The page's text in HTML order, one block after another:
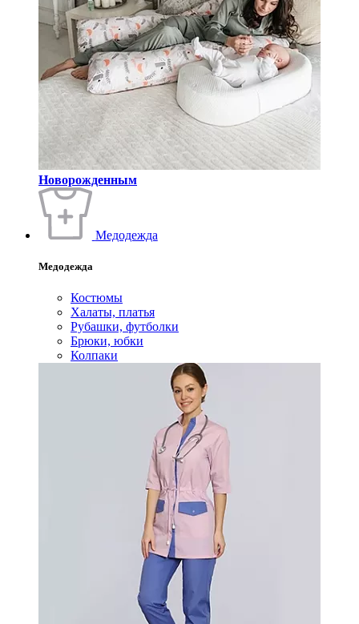
Новорожденным
Медодежда
Медодежда
Костюмы
Халаты, платья
Рубашки, футболки
Брюки, юбки
Колпаки